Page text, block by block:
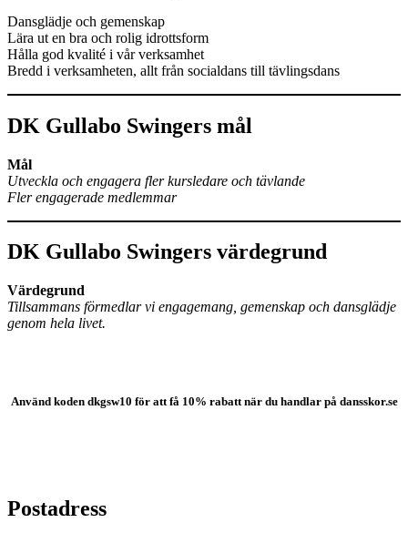
Dansglädje och gemenskap
Lära ut en bra och rolig idrottsform
Hålla god kvalité i vår verksamhet
Bredd i verksamheten, allt från socialdans till tävlingsdans
DK Gullabo Swingers mål
Mål
Utveckla och engagera fler kursledare och tävlande
Fler engagerade medlemmar
DK Gullabo Swingers värdegrund
Värdegrund
Tillsammans förmedlar vi engagemang, gemenskap och dansglädje
genom hela livet.
Använd kodendkgsw10 för att få 10% rabatt när du handlar på dansskor.se
Postadress